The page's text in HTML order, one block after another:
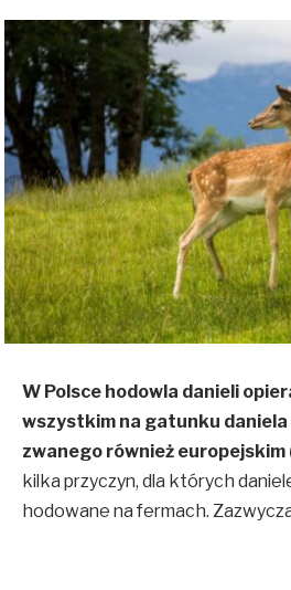
W Polsce hodowla danieli
wszystkim na gatunku
zwanego również europejskim
kilka przyczyn, dla których
hodowane na fermach.